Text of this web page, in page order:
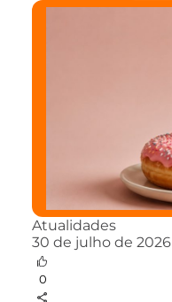
Atualidades
30 de julho de 2026
0